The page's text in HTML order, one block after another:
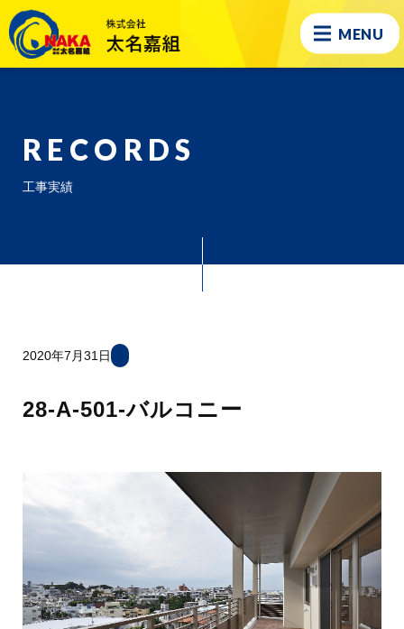
MENU
RECORDS
工事実績
2020年7月31日
28-A-501-バルコニー